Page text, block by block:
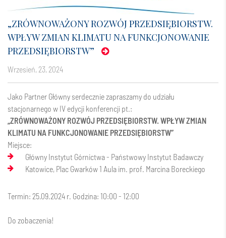
„ZRÓWNOWAŻONY ROZWÓJ PRZEDSIĘBIORSTW.
WPŁYW ZMIAN KLIMATU NA FUNKCJONOWANIE
PRZEDSIĘBIORSTW”
wrzesień, 23, 2024
Jako Partner Główny serdecznie zapraszamy do udziału
stacjonarnego w IV edycji konferencji pt.:
„ZRÓWNOWAŻONY ROZWÓJ PRZEDSIĘBIORSTW. WPŁYW ZMIAN
KLIMATU NA FUNKCJONOWANIE PRZEDSIĘBIORSTW”
Miejsce:
Główny Instytut Górnictwa - Państwowy Instytut Badawczy
Katowice, Plac Gwarków 1 Aula im. prof. Marcina Boreckiego
Termin: 25.09.2024 r. Godzina: 10:00 - 12:00
Do zobaczenia!